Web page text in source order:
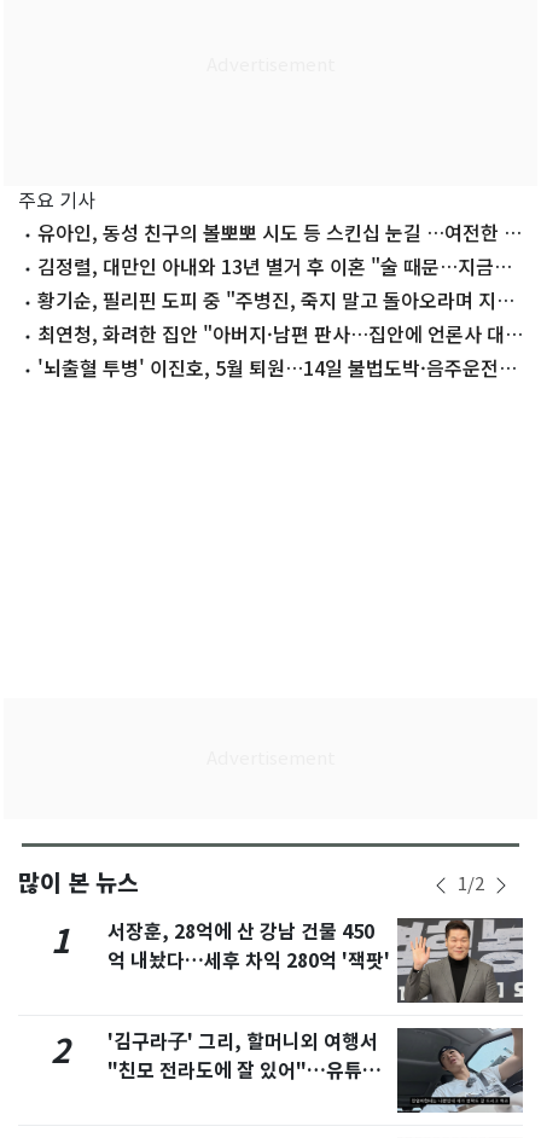
주요 기사
유아인, 동성 친구의 볼뽀뽀 시도 등 스킨십 눈길 …여전한 비
주얼김정렬, 대만인 아내와 13년 별거 후 이혼 "술 때문…지금은
끊어"
황기순, 필리핀 도피 중 "주병진, 죽지 말고 돌아오라며 지
원"최연청, 화려한 집안 "아버지·남편 판사…집안에 언론사 대
표·국회의원도"
'뇌출혈 투병' 이진호, 5월 퇴원…14일 불법도박·음주운전
많이 본 뉴스 1/2
1
서장훈, 28억에 산 강남 건물 450
억 내놨다…세후 차익 280억 '잭팟'
2
'김구라子' 그리, 할머니외 여행서
"친모 전라도에 잘 있어"…유튜브